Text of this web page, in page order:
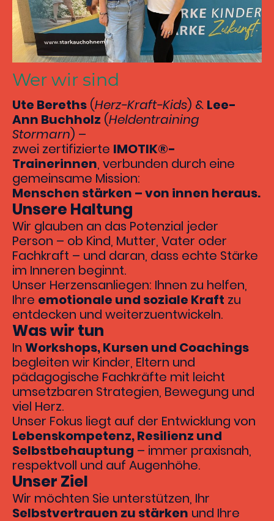
Wer wir sind
Ute Bereths (Herz-Kraft-Kids) & Lee-
Ann Buchholz (Heldentraining
Stormarn) –
zwei zertifizierte IMOTIK®-
Trainerinnen, verbunden durch eine
gemeinsame Mission:
Menschen stärken – von innen heraus.
Unsere Haltung
Wir glauben an das Potenzial jeder
Person – ob Kind, Mutter, Vater oder
Fachkraft – und daran, dass echte Stärke
im Inneren beginnt.
Unser Herzensanliegen: Ihnen zu helfen,
Ihre emotionale und soziale Kraft zu
entdecken und weiterzuentwickeln.
Was wir tun
In Workshops, Kursen und Coachings
begleiten wir Kinder, Eltern und
pädagogische Fachkräfte mit leicht
umsetzbaren Strategien, Bewegung und
viel Herz.
Unser Fokus liegt auf der Entwicklung von
Lebenskompetenz, Resilienz und
Selbstbehauptung – immer praxisnah,
respektvoll und auf Augenhöhe.
Unser Ziel
Wir möchten Sie unterstützen, Ihr
Selbstvertrauen zu stärken und Ihre